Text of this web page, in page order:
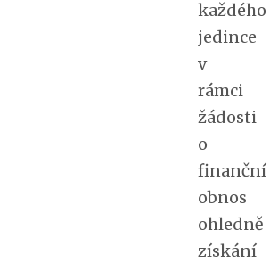
každého
jedince
v
rámci
žádosti
o
finanční
obnos
ohledně
získání